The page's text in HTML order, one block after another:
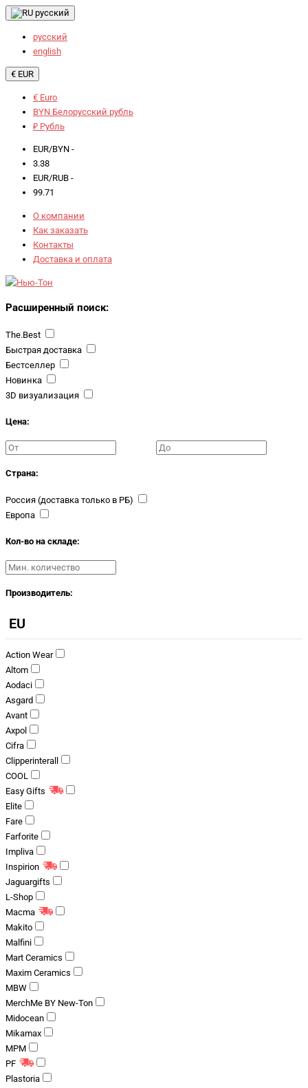
русский
русский
english
€ EUR
€ Euro
BYN Белорусский рубль
₽ Рубль
EUR/BYN -
3.38
EUR/RUB -
99.71
О компании
Как заказать
Контакты
Доставка и оплата
Расширенный поиск:
The.Best
Быстрая доставка
Бестселлер
Новинка
3D визуализация
Цена:
Страна:
Россия (доставка только в РБ)
Европа
Кол-во на складе:
Производитель:
EU
Action Wear
Altom
Aodaci
Asgard
Avant
Axpol
Cifra
Clipperinterall
COOL
Easy Gifts
Elite
Fare
Farforite
Impliva
Inspirion
Jaguargifts
L-Shop
Macma
Makito
Malfini
Mart Ceramics
Maxim Ceramics
MBW
MerchMe BY New-Ton
Midocean
Mikamax
MPM
PF
Plastoria